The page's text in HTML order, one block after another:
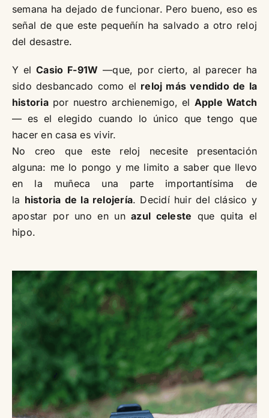
semana ha dejado de funcionar. Pero bueno, eso es
señal de que este pequeñín ha salvado a otro reloj
del desastre.
Y elCasio F-91W —que, por cierto, al parecer ha
sido desbancado como el reloj más vendido de la
historiapor nuestro archienemigo, el Apple Watch
— es el elegido cuando lo único que tengo que
hacer en casa es vivir.
No creo que este reloj necesite presentación
alguna: me lo pongo y me limito a saber que llevo
en la muñeca una parte importantísima de
la historia de la relojería. Decidí huir del clásico y
apostar por uno en unazul celeste que quita el
hipo.